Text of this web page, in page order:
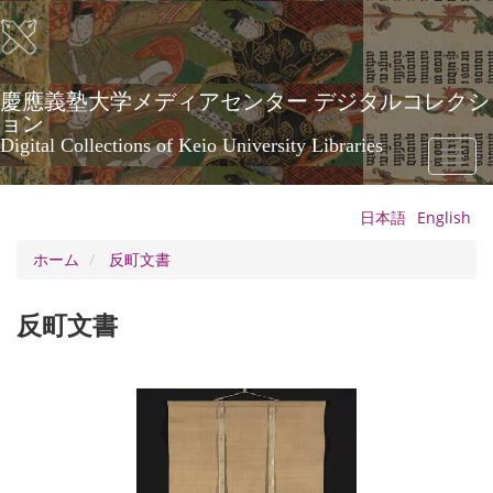
メ
イ
ン
コ
ン
テ
ン
ツ
に
慶應義塾大学メディアセンター デジタルコレクシ
ョン
Digital Collections of Keio University Libraries
Toggle
日本語 English
ホーム
反町文書
反町文書